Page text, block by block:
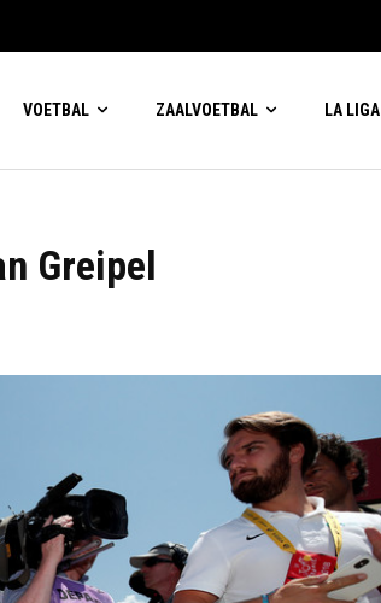
VOETBAL ZAALVOETBAL LA LIGA
Greipel